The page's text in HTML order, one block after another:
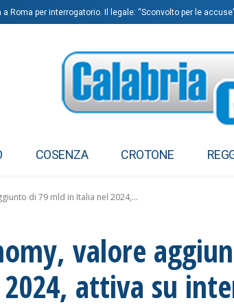
Roma per interrogatorio. Il legale: “Sconvolto per le
COSENZA CROTONE
di 79 mld in Italia nel 2024,...
valore
attiva su